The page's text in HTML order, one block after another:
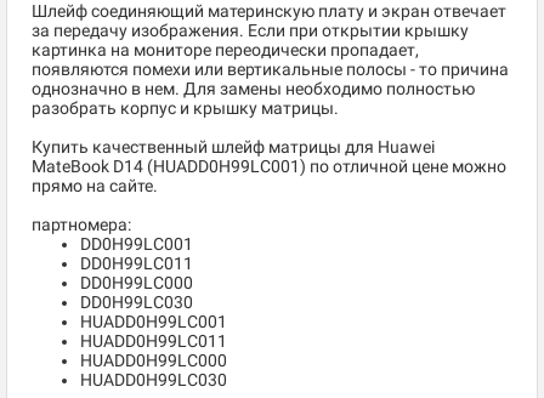
Шлейф соединяющий материнскую плату и экран отвечает
за передачу изображения. Если при открытии крышку
картинка на мониторе переодически пропадает,
появляются помехи или вертикальные полосы - то причина
однозначно в нем. Для замены необходимо полностью
разобрать корпус и крышку матрицы.
Купить качественный шлейф матрицы для Huawei
MateBook D14 (HUADD0H99LC001) по отличной цене можно
прямо на сайте.
партномера:
DD0H99LC001
DD0H99LC011
DD0H99LC000
DD0H99LC030
HUADD0H99LC001
HUADD0H99LC011
HUADD0H99LC000
HUADD0H99LC030